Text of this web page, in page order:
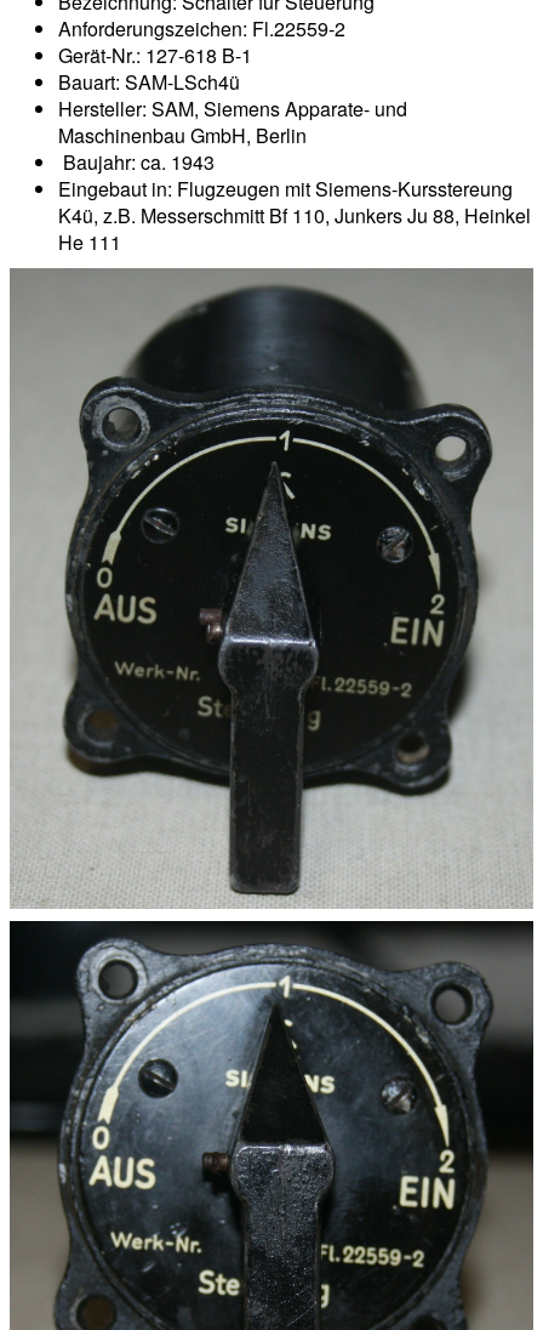
Anforderungszeichen: Fl.22559-2
Gerät-Nr.: 127-618 B-1
Bauart: SAM-LSch4ü
Hersteller: SAM, Siemens Apparate- und
Maschinenbau GmbH, Berlin
Baujahr: ca. 1943
Eingebaut in: Flugzeugen mit Siemens-Kursstereung
K4ü, z.B. Messerschmitt Bf 110, Junkers Ju 88, Heinkel
He 111